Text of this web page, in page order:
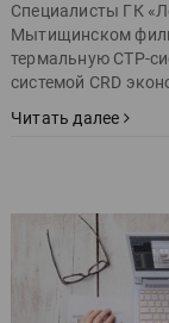
Специалисты ГК
Мытищинском
термальную CTP-
системой CRD
Читать далее